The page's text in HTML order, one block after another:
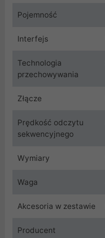
Pojemność
Interfejs
Technologia
przechowywania
Złącze
Prędkość odczytu
sekwencyjnego
Wymiary
Waga
Akcesoria w zestawie
Producent